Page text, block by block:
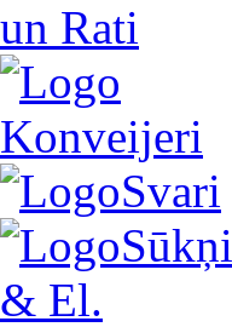
un Rati
Konveijeri
Svari
Sūkņi
& El.